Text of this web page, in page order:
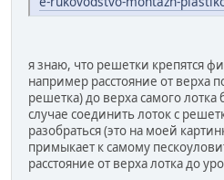
я знаю, что решетки крепятся
например расстояние от верха
решетка) до верха самого лотка
случае соединить лоток с
разобраться (это на моей
примыкает к самому
расстояние от верха лотка до